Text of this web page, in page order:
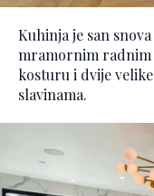
Kuhinja je san
mramornim radnim
kosturu i dvije
slavinama.